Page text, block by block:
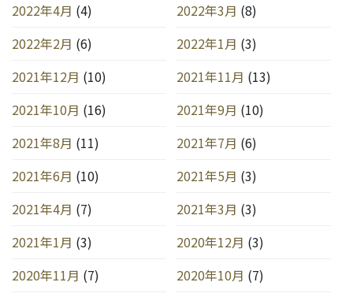
2022年4月 (4) 2022年3月 (8)
2022年2月 (6) 2022年1月 (3)
2021年12月 (10) 2021年11月 (13)
2021年10月 (16) 2021年9月 (10)
2021年8月 (11) 2021年7月 (6)
2021年6月 (10) 2021年5月 (3)
2021年4月 (7) 2021年3月 (3)
2021年1月 (3) 2020年12月 (3)
2020年11月 (7) 2020年10月 (7)